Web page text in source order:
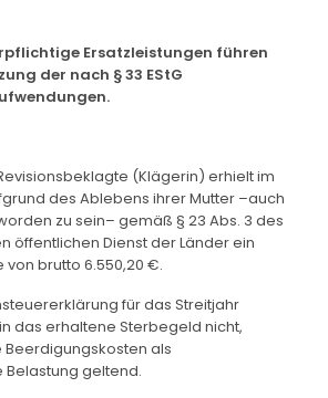
Ersatzleistungen führen
der nach § 33 EStG
(Klägerin) erhielt im
des Ablebens ihrer Mutter –auch
zu sein– gemäß § 23 Abs. 3 des
öffentlichen Dienst der Länder ein
brutto 6.550,20 €.
für das Streitjahr
das erhaltene Sterbegeld nicht,
als
geltend.